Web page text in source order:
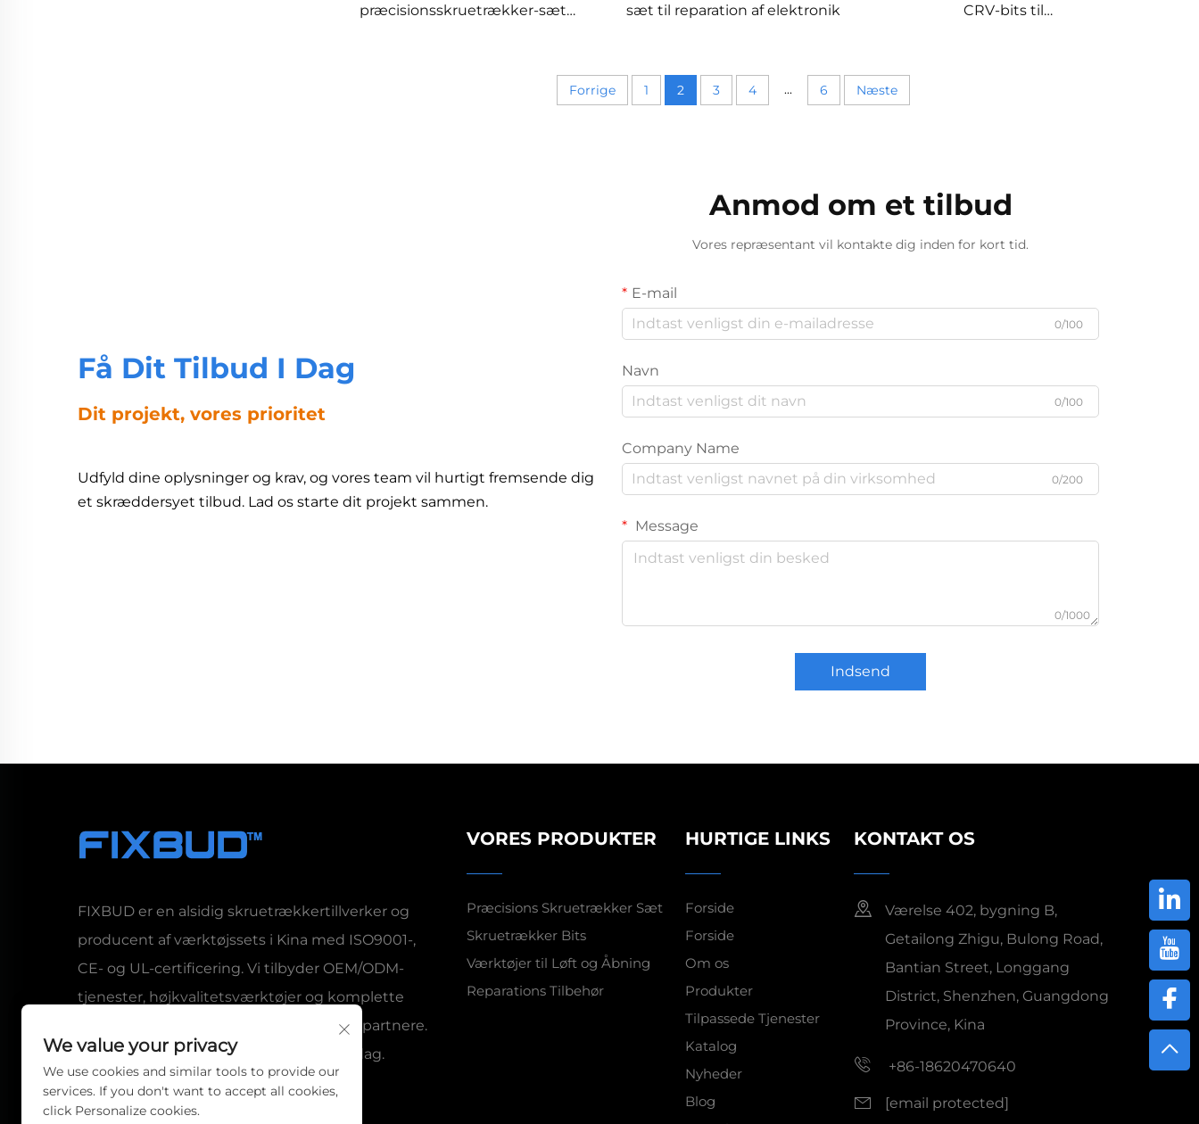
præcisionsskruetrækker-sæt
sæt til reparation af elektronik
CRV-bits til
Forrige 1 2 3 4 ... 6 Næste
Få Dit Tilbud I Dag
Dit projekt, vores prioritet
Udfyld dine oplysninger og krav, og vores team vil hurtigt fremsende dig
et skræddersyet tilbud. Lad os starte dit projekt sammen.
Anmod om et tilbud
Vores repræsentant vil kontakte dig inden for kort tid.
E-mail
0/100
Navn
0/100
Company Name
0/200
Message
0/1000
Indsend
FIXBUD er en alsidig skruetrækkertillverker og
producent af værktøjssets i Kina med ISO9001-,
CE- og UL-certificering. Vi tilbyder OEM/ODM-
tjenester, højkvalitetsværktøjer og komplette
indkøbsløsninger til globale samarbejdspartnere.
Anmod om et brugerdefineret tilbud i dag.
VORES PRODUKTER
Præcisions Skruetrækker Sæt
Skruetrækker Bits
Værktøjer til Løft og Åbning
Reparations Tilbehør
HURTIGE LINKS
Forside
Forside
Om os
Produkter
Tilpassede Tjenester
Katalog
Nyheder
Blog
KONTAKT OS
Værelse 402, bygning B,
Getailong Zhigu, Bulong Road,
Bantian Street, Longgang
District, Shenzhen, Guangdong
Province, Kina
+86-18620470640
[email protected]
We value your privacy
We use cookies and similar tools to provide our
services. If you don't want to accept all cookies,
click Personalize cookies.